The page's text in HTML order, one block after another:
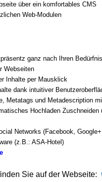
über ein komfortables CMS
Web-Modulen
ganz nach Ihren
Webseiten
Inhalte per Mausklick
dank intuitiver
Metatags und Metadescription
Hochladen
Networks (Facebook,
(z.B.: ASA-Hotel)
Sie auf der Webseite: